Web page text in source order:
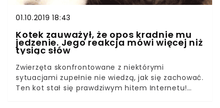
zaszkodzą.
01.10.2019 18:43
Kotek zauważył, że opos kradnie mu
jedzenie. Jego reakcja mówi więcej niż
tysiąc słów
Zwierzęta skonfrontowane z niektórymi
sytuacjami zupełnie nie wiedzą, jak się zachować.
Ten kot stał się prawdziwym hitem Internetu!